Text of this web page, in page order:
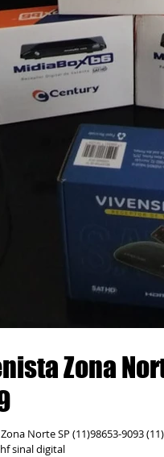
Zona
SP (11)98653-9093 (11)96599-3389 Instalador tecnico de
sinal digital